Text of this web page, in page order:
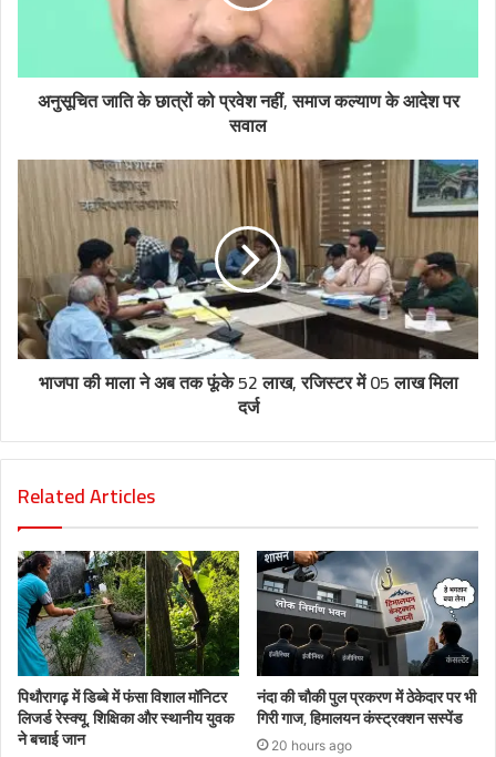
अनुसूचित जाति के छात्रों को प्रवेश नहीं, समाज कल्याण के आदेश पर
सवाल
भाजपा की माला ने अब तक फूंके 52 लाख, रजिस्टर में 05 लाख मिला
दर्ज
Related Articles
पिथौरागढ़ में डिब्बे में फंसा विशाल मॉनिटर
लिजर्ड रेस्क्यू, शिक्षिका और स्थानीय युवक
ने बचाई जान
नंदा की चौकी पुल प्रकरण में ठेकेदार पर भी
गिरी गाज, हिमालयन कंस्ट्रक्शन सस्पेंड
20 hours ago